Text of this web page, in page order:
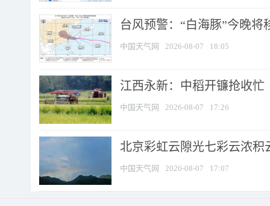
台风预警：“白海豚”今晚将
中国天气网 2026-08-07 18:05
江西永新：中稻开镰抢收忙
中国天气网 2026-08-07 17:26
北京彩虹云隙光七彩云浓积
中国天气网 2026-08-07 17:07